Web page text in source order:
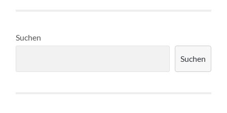
Suchen
Suchen